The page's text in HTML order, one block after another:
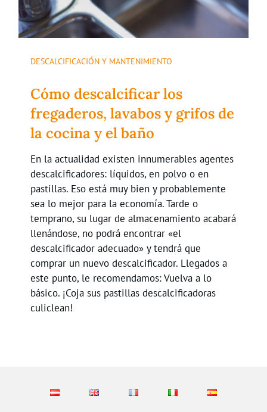
DESCALCIFICACIÓN Y MANTENIMIENTO
Cómo descalcificar los
fregaderos, lavabos y grifos de
la cocina y el baño
En la actualidad existen innumerables agentes
descalcificadores: líquidos, en polvo o en
pastillas. Eso está muy bien y probablemente
sea lo mejor para la economía. Tarde o
temprano, su lugar de almacenamiento acabará
llenándose, no podrá encontrar «el
descalcificador adecuado» y tendrá que
comprar un nuevo descalcificador. Llegados a
este punto, le recomendamos: Vuelva a lo
básico. ¡Coja sus pastillas descalcificadoras
culiclean!